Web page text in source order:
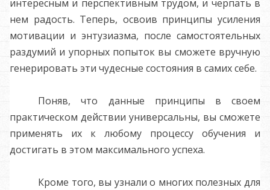
интересным и перспективным трудом, и черпать в
нем радость. Теперь, освоив принципы усиления
мотивации и энтузиазма, после самостоятельных
раздумий и упорных попыток вы сможете вручную
генерировать эти чудесные состояния в самих себе.
Поняв, что данные принципы в своем
практическом действии универсальны, вы сможете
применять их к любому процессу обучения и
достигать в этом максимального успеха.
Кроме того, вы узнали о многих полезных для